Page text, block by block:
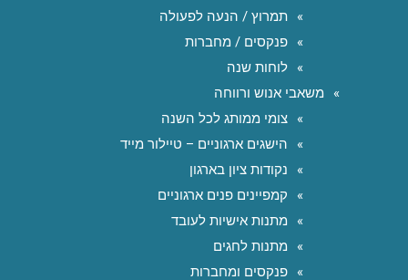
תמרוץ / הנעה לפעולה
פנקסים / מחברות
לוחות שנה
משאבי אנוש ורווחה
צומי ממותג לכל השנה
הישגים ארגוניים – טיילור מייד
נקודות ציון בארגון
קמפיינים פנים ארגוניים
מתנות אישיות לעובד
מתנות לחגים
פנקסים ומחברות